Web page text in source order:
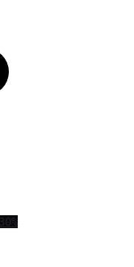
30%